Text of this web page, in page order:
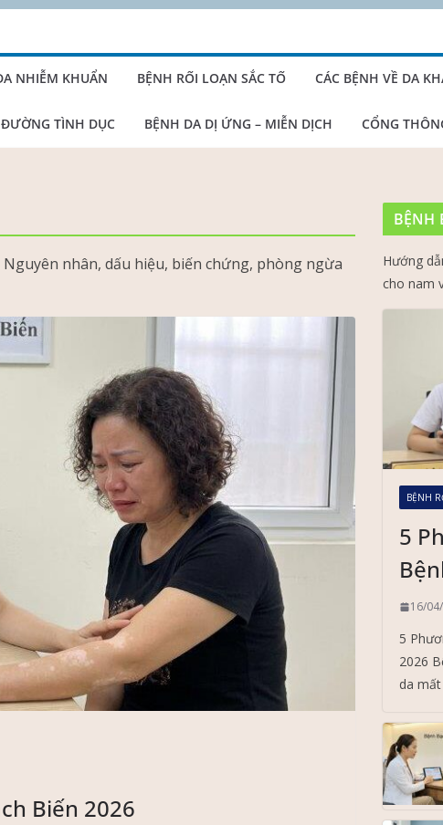
NHIỄM KHUẨN BỆNH RỐI LOẠN SẮC TỐ CÁC BỆNH VỀ DA
ĐƯỜNG TÌNH DỤC BỆNH DA DỊ ỨNG – MIỄN DỊCH CỔNG
nhân, dấu hiệu, biến chứng, phòng ngừa
Biến 2026
BỆNH
Hướng
cho nam
BỆNH
5
16/
5
2026
da mất